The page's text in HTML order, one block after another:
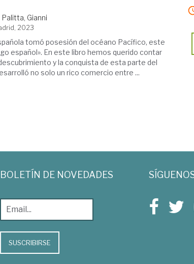
Palitta, Gianni
2023
tomó posesión del océano Pacífico, este
español». En este libro hemos querido contar
y la conquista de esta parte del
no solo un rico comercio entre ...
BOLETÍN DE NOVEDADES
SUSCRIBIRSE